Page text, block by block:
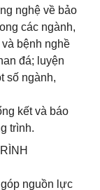
nghệ về bảo
các ngành,
bệnh nghề
đá; luyện
số ngành,
kết và báo
trình.
nguồn lực